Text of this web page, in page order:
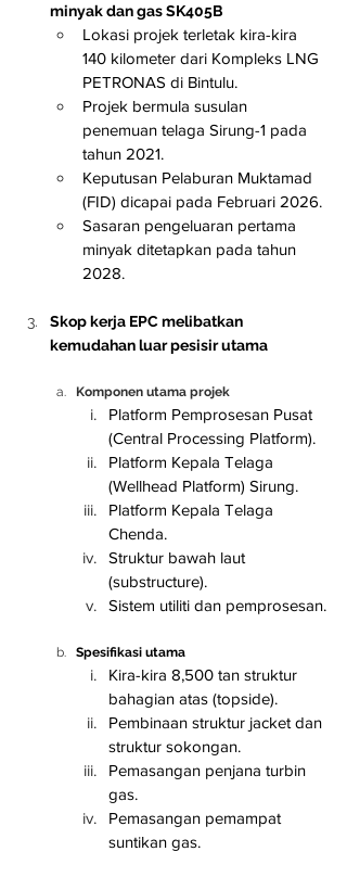
minyak dan gas SK405B
Lokasi projek terletak kira-kira
140 kilometer dari Kompleks LNG
PETRONAS di Bintulu.
Projek bermula susulan
penemuan telaga Sirung-1 pada
tahun 2021.
Keputusan Pelaburan Muktamad
(FID) dicapai pada Februari 2026.
Sasaran pengeluaran pertama
minyak ditetapkan pada tahun
2028.
Skop kerja EPC melibatkan
kemudahan luar pesisir utama
Komponen utama projek
Platform Pemprosesan Pusat
(Central Processing Platform).
Platform Kepala Telaga
(Wellhead Platform) Sirung.
Platform Kepala Telaga
Chenda.
Struktur bawah laut
(substructure).
Sistem utiliti dan pemprosesan.
Spesifikasi utama
Kira-kira 8,500 tan struktur
bahagian atas (topside).
Pembinaan struktur jacket dan
struktur sokongan.
Pemasangan penjana turbin
gas.
Pemasangan pemampat
suntikan gas.